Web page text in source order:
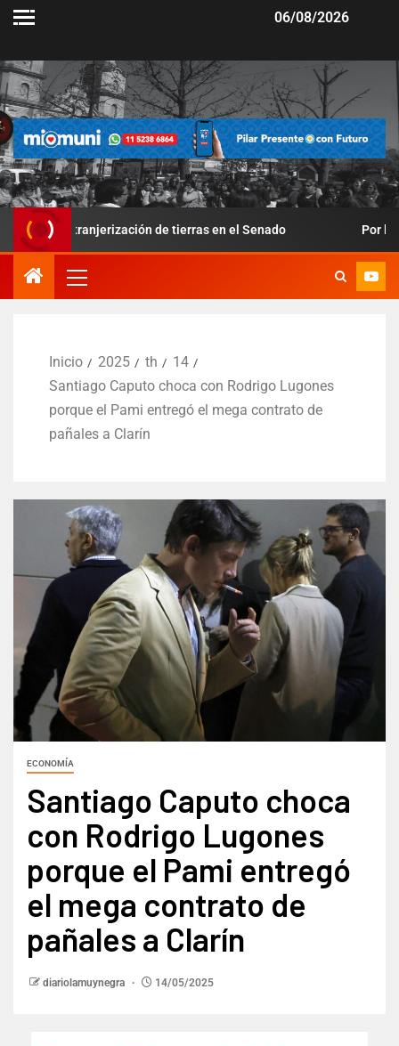
06/08/2026
de tierras en el Senado Por la suba de los
Inicio 2025 th
14
Santiago Caputo choca con Rodrigo Lugones
porque el Pami entregó el mega contrato de
pañales a Clarín
ECONOMÍA
Santiago Caputo choca
con Rodrigo Lugones
porque el Pami entregó
el mega contrato de
pañales a Clarín
diariolamuynegra 14/05/2025